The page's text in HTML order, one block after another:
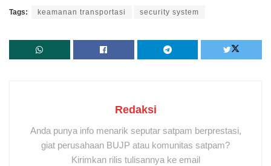
Tags: keamanan transportasi security system
Redaksi
Anda punya info menarik seputar satpam berprestasi,
giat perusahaan BUJP atau komunitas satpam?
Kirimkan rilis tulisannya ke email